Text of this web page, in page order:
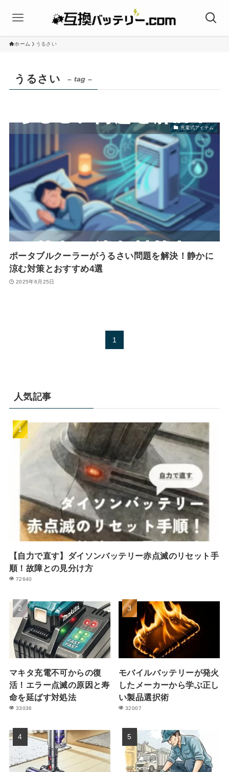
ホーム うるさい
うるさい – tag –
充電式アイテム
ポータブルクーラーがうるさい問題を解決！静かに
涼む対策とおすすめ4選
2025年6月25日
1
人気記事
【自力で直す】ダイソンバッテリー赤点滅のリセット手
順！故障との見分け方
72640
マキタ充電不可からの復
活！エラー点滅の原因と寿
命を延ばす対処法
33036
モバイルバッテリーが発火
したメーカーから学ぶ正し
い製品選択術
32007